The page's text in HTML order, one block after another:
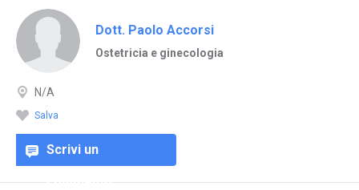
Dott. Paolo Accorsi
Ostetricia e ginecologia
N/A
Salva
Scrivi un
commento